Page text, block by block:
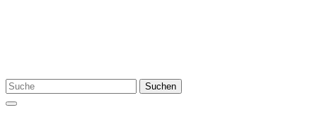
Suchen
nach:
Suchen
Menü